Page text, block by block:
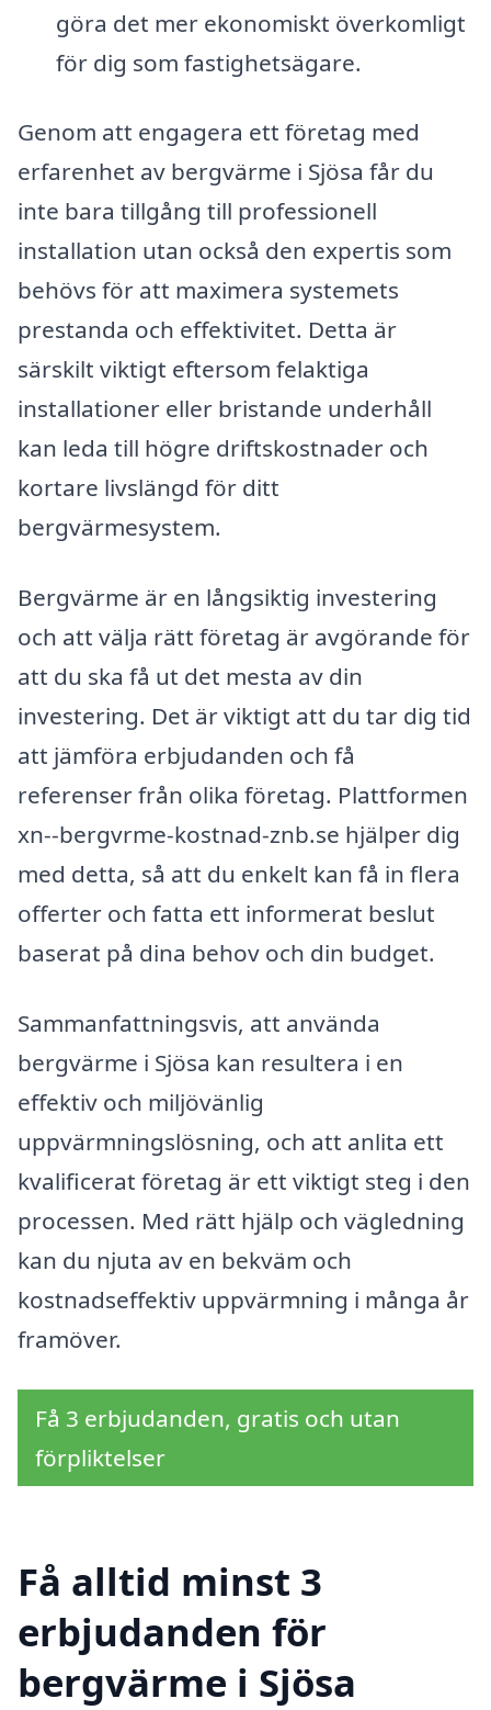
göra det mer ekonomiskt överkomligt
för dig som fastighetsägare.
Genom att engagera ett företag med
erfarenhet av bergvärme i Sjösa får du
inte bara tillgång till professionell
installation utan också den expertis som
behövs för att maximera systemets
prestanda och effektivitet. Detta är
särskilt viktigt eftersom felaktiga
installationer eller bristande underhåll
kan leda till högre driftskostnader och
kortare livslängd för ditt
bergvärmesystem.
Bergvärme är en långsiktig investering
och att välja rätt företag är avgörande för
att du ska få ut det mesta av din
investering. Det är viktigt att du tar dig tid
att jämföra erbjudanden och få
referenser från olika företag. Plattformen
xn--bergvrme-kostnad-znb.se hjälper dig
med detta, så att du enkelt kan få in flera
offerter och fatta ett informerat beslut
baserat på dina behov och din budget.
Sammanfattningsvis, att använda
bergvärme i Sjösa kan resultera i en
effektiv och miljövänlig
uppvärmningslösning, och att anlita ett
kvalificerat företag är ett viktigt steg i den
processen. Med rätt hjälp och vägledning
kan du njuta av en bekväm och
kostnadseffektiv uppvärmning i många år
framöver.
Få 3 erbjudanden, gratis och utan
förpliktelser
Få alltid minst 3
erbjudanden för
bergvärme i Sjösa